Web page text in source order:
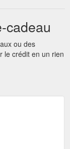
cadeau
ou des
le crédit en un rien